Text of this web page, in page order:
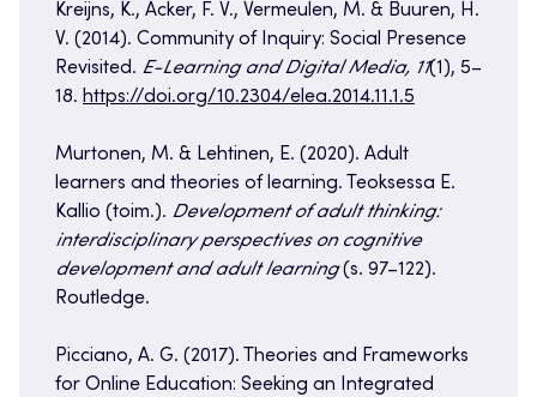
​Kreijns, K., Acker, F. V., Vermeulen, M. & Buuren, H.
V. (2014). Community of Inquiry: Social Presence
Revisited. E-Learning and Digital Media, 11(1), 5–
18. https://doi.org/10.2304/elea.2014.11.1.5
​​Murtonen, M. & Lehtinen, E. (2020). Adult
learners and theories of learning. Teoksessa E.
Kallio (toim.). Development of adult thinking:
interdisciplinary perspectives on cognitive
development and adult learning(s. 97–122).
Routledge.
​​Picciano, A. G. (2017). Theories and Frameworks
for Online Education: Seeking an Integrated